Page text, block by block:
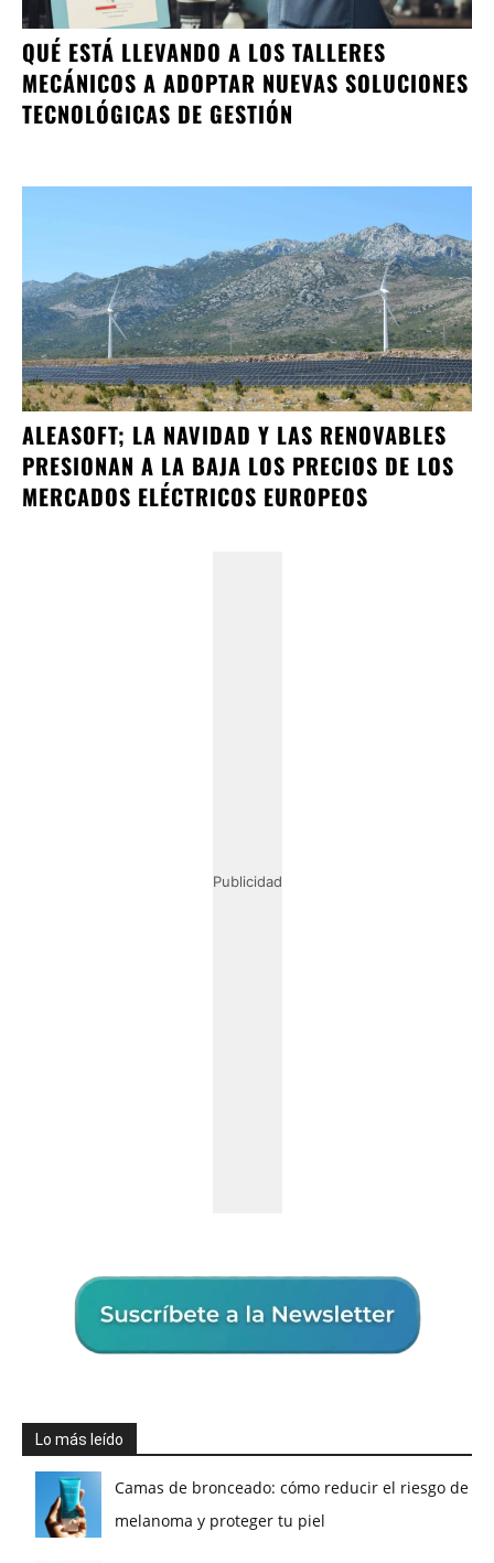
QUÉ ESTÁ LLEVANDO A LOS TALLERES
MECÁNICOS A ADOPTAR NUEVAS SOLUCIONES
TECNOLÓGICAS DE GESTIÓN
ALEASOFT; LA NAVIDAD Y LAS RENOVABLES
PRESIONAN A LA BAJA LOS PRECIOS DE LOS
MERCADOS ELÉCTRICOS EUROPEOS
Publicidad
Lo más leído
Camas de bronceado: cómo reducir el riesgo de
melanoma y proteger tu piel